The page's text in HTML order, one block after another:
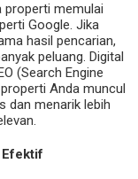
properti memulai
Google. Jika
hasil pencarian,
peluang. Digital
(Search Engine
Anda muncul
dan menarik lebih
Efektif